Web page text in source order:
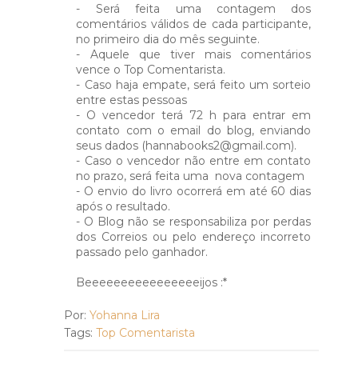
- Será feita uma contagem dos
comentários válidos de cada participante,
no primeiro dia do mês seguinte.
- Aquele que tiver mais comentários
vence o Top Comentarista.
- Caso haja empate, será feito um sorteio
entre estas pessoas
- O vencedor terá 72 h para entrar em
contato com o email do blog, enviando
seus dados (hannabooks2@gmail.com).
- Caso o vencedor não entre em contato
no prazo, será feita uma nova contagem
- O envio do livro ocorrerá em até 60 dias
após o resultado.
- O Blog não se responsabiliza por perdas
dos Correios ou pelo endereço incorreto
passado pelo ganhador.
Beeeeeeeeeeeeeeeeijos :*
Por:Yohanna Lira
Tags:Top Comentarista